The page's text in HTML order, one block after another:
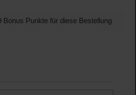
Bonus Punkte für diese Bestellung